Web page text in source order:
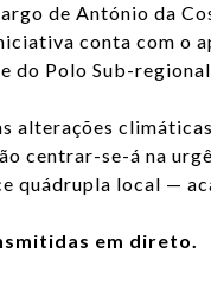
de António da
conta com o
do Polo Sub-
alterações
centrar-se-á na
quádrupla local —
em direto.